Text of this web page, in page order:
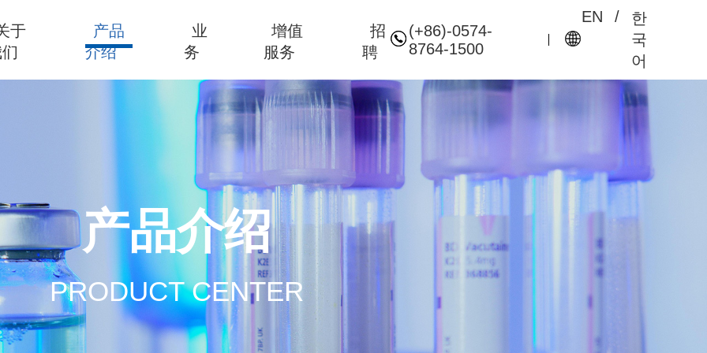
于
产品
介绍
业
务
增值
服务
招
聘
(+86)-0574-
8764-1500
EN /
한
국
어
产品介绍
PRODUCT CENTER